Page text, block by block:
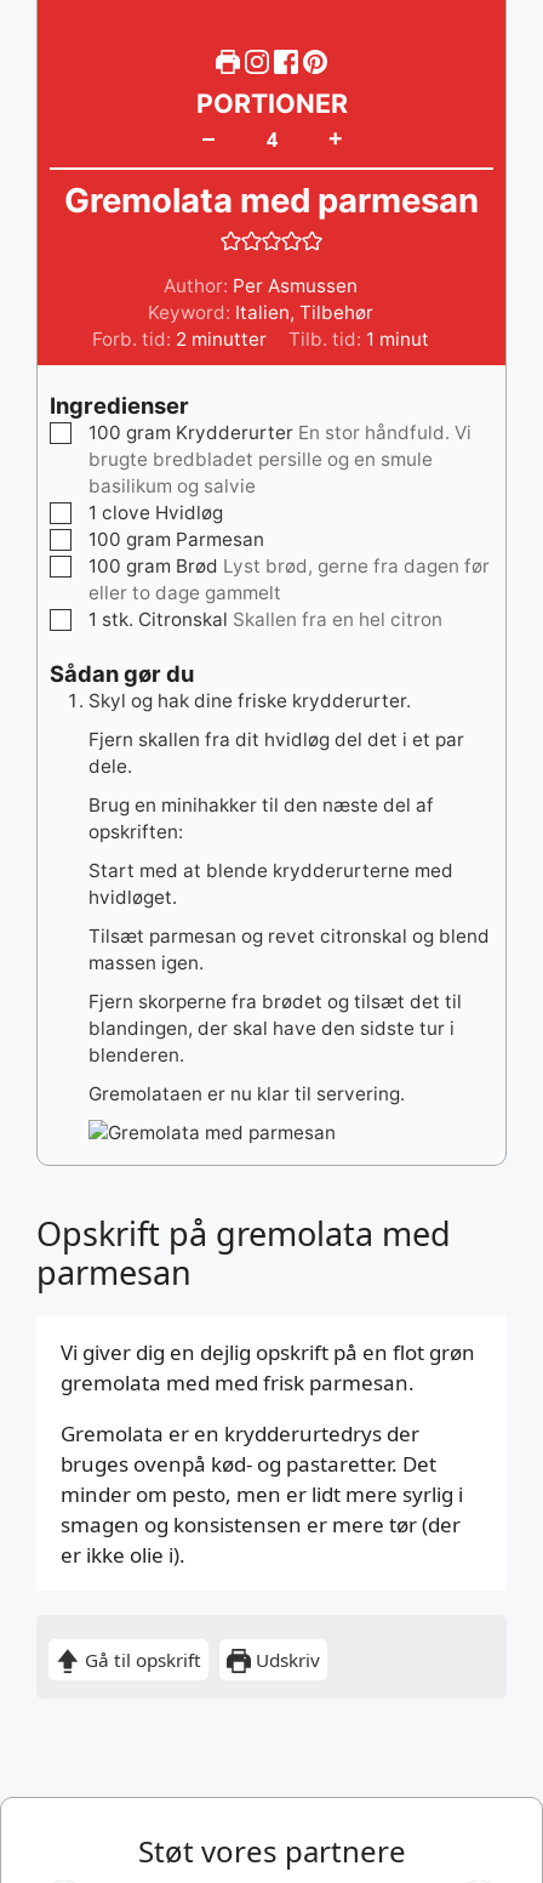
Gå til opskrift Udskriv
Opskrift på gremolata med
parmesan
Vi giver dig en dejlig opskrift på en flot grøn
gremolata med med frisk parmesan.
Gremolata er en krydderurtedrys der
bruges ovenpå kød- og pastaretter. Det
minder om pesto, men er lidt mere syrlig i
smagen og konsistensen er mere tør (der
er ikke olie i).
– +
PORTIONER
Gremolata med parmesan
Author: Per Asmussen
Keyword: Italien, Tilbehør
Forb. tid: 2minutter
minutter Tilb. tid: 1 minut
minut
Ingredienser
▢100 gram Krydderurter En stor håndfuld. Vi
brugte bredbladet persille og en smule
basilikum og salvie
▢1 clove Hvidløg
▢100 gram Parmesan
▢100 gram Brød Lyst brød, gerne fra dagen før
eller to dage gammelt
▢1 stk. Citronskal Skallen fra en hel citron
Sådan gør du
Skyl og hak dine friske krydderurter.
Fjern skallen fra dit hvidløg del det i et par
dele.
Brug en minihakker til den næste del af
opskriften:
Start med at blende krydderurterne med
hvidløget.
Tilsæt parmesan og revet citronskal og blend
massen igen.
Fjern skorperne fra brødet og tilsæt det til
blandingen, der skal have den sidste tur i
blenderen.
Gremolataen er nu klar til servering.
Støt vores partnere